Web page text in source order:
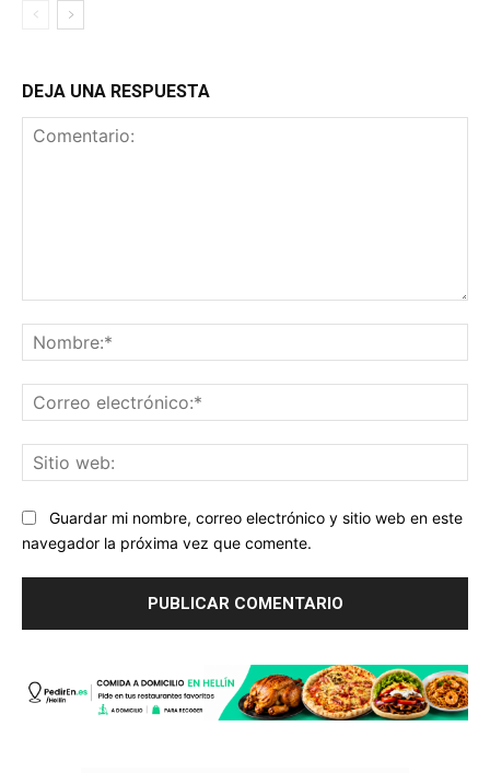
DEJA UNA RESPUESTA
Guardar mi nombre, correo electrónico y sitio web en este
navegador la próxima vez que comente.